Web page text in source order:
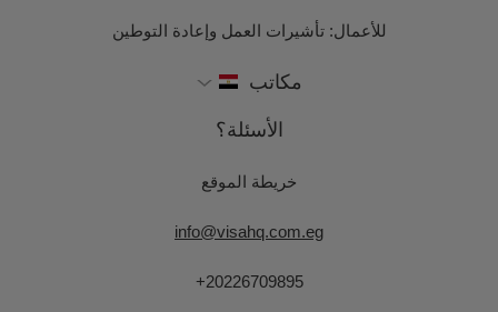
للأعمال: تأشيرات العمل وإعادة التوطين
مكاتب
الأسئلة؟
خريطة الموقع
info@visahq.com.eg
+20226709895